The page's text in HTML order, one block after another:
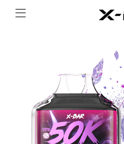
NOUS CONTACTER
FOIRE AUX QUESTIONS